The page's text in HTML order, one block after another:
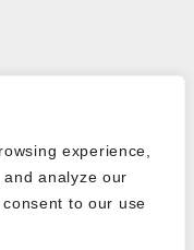
experience,
analyze our
to our use